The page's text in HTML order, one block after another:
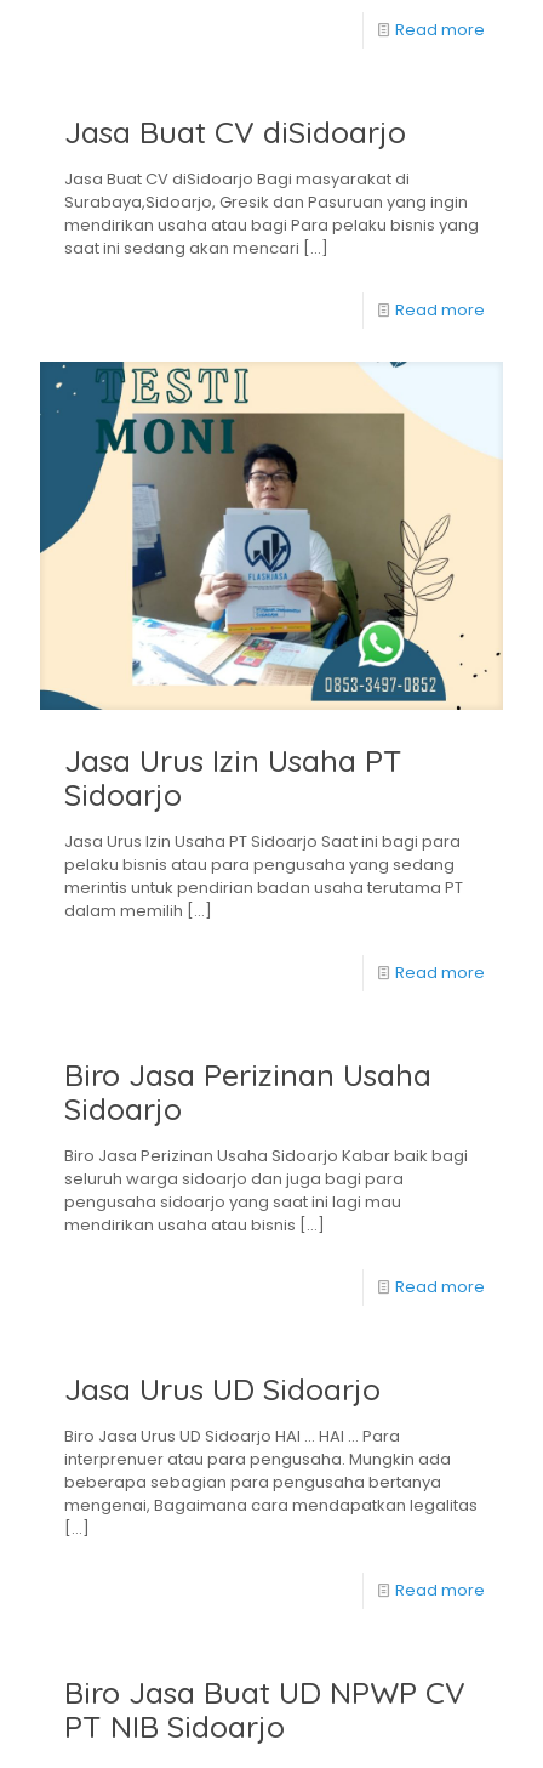
Read more
Jasa Buat CV diSidoarjo
Jasa Buat CV diSidoarjo Bagi masyarakat di
Surabaya,Sidoarjo, Gresik dan Pasuruan yang ingin
mendirikan usaha atau bagi Para pelaku bisnis yang
saat ini sedang akan mencari […]
Read more
Jasa Urus Izin Usaha PT
Sidoarjo
Jasa Urus Izin Usaha PT Sidoarjo Saat ini bagi para
pelaku bisnis atau para pengusaha yang sedang
merintis untuk pendirian badan usaha terutama PT
dalam memilih […]
Read more
Biro Jasa Perizinan Usaha
Sidoarjo
Biro Jasa Perizinan Usaha Sidoarjo Kabar baik bagi
seluruh warga sidoarjo dan juga bagi para
pengusaha sidoarjo yang saat ini lagi mau
mendirikan usaha atau bisnis […]
Read more
Jasa Urus UD Sidoarjo
Biro Jasa Urus UD Sidoarjo HAI … HAI … Para
interprenuer atau para pengusaha. Mungkin ada
beberapa sebagian para pengusaha bertanya
mengenai, Bagaimana cara mendapatkan legalitas
[…]
Read more
Biro Jasa Buat UD NPWP CV
PT NIB Sidoarjo